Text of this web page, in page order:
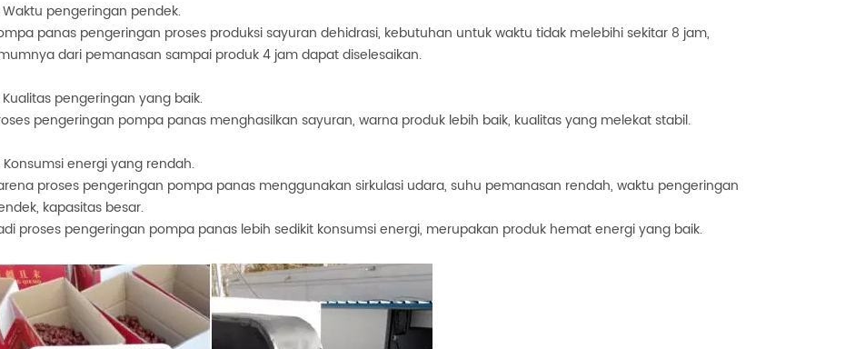
Waktu pengeringan pendek.
panas pengeringan proses produksi sayuran dehidrasi, kebutuhan untuk waktu tidak melebihi sekitar 8 jam,
dari pemanasan sampai produk 4 jam dapat diselesaikan.
Kualitas pengeringan yang baik.
pengeringan pompa panas menghasilkan sayuran, warna produk lebih baik, kualitas yang melekat stabil.
Konsumsi energi yang rendah.
proses pengeringan pompa panas menggunakan sirkulasi udara, suhu pemanasan rendah, waktu pengeringan
kapasitas besar.
proses pengeringan pompa panas lebih sedikit konsumsi energi, merupakan produk hemat energi yang baik.